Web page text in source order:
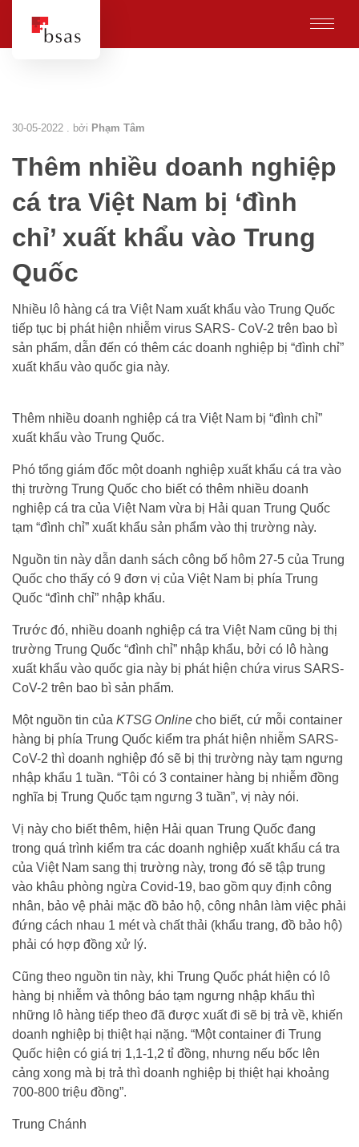
30-05-2022 . bởi Phạm Tâm
Thêm nhiều doanh nghiệp
cá tra Việt Nam bị ‘đình
chỉ’ xuất khẩu vào Trung
Quốc
Nhiều lô hàng cá tra Việt Nam xuất khẩu vào Trung Quốc
tiếp tục bị phát hiện nhiễm virus SARS- CoV-2 trên bao bì
sản phẩm, dẫn đến có thêm các doanh nghiệp bị “đình chỉ”
xuất khẩu vào quốc gia này.
Thêm nhiều doanh nghiệp cá tra Việt Nam bị “đình chỉ”
xuất khẩu vào Trung Quốc.
Phó tổng giám đốc một doanh nghiệp xuất khẩu cá tra vào
thị trường Trung Quốc cho biết có thêm nhiều doanh
nghiệp cá tra của Việt Nam vừa bị Hải quan Trung Quốc
tạm “đình chỉ” xuất khẩu sản phẩm vào thị trường này.
Nguồn tin này dẫn danh sách công bố hôm 27-5 của Trung
Quốc cho thấy có 9 đơn vị của Việt Nam bị phía Trung
Quốc “đình chỉ” nhập khẩu.
Trước đó, nhiều doanh nghiệp cá tra Việt Nam cũng bị thị
trường Trung Quốc “đình chỉ” nhập khẩu, bởi có lô hàng
xuất khẩu vào quốc gia này bị phát hiện chứa virus SARS-
CoV-2 trên bao bì sản phẩm.
Một nguồn tin của KTSG Online cho biết, cứ mỗi container
hàng bị phía Trung Quốc kiểm tra phát hiện nhiễm SARS-
CoV-2 thì doanh nghiệp đó sẽ bị thị trường này tạm ngưng
nhập khẩu 1 tuần. “Tôi có 3 container hàng bị nhiễm đồng
nghĩa bị Trung Quốc tạm ngưng 3 tuần”, vị này nói.
Vị này cho biết thêm, hiện Hải quan Trung Quốc đang
trong quá trình kiểm tra các doanh nghiệp xuất khẩu cá tra
của Việt Nam sang thị trường này, trong đó sẽ tập trung
vào khâu phòng ngừa Covid-19, bao gồm quy định công
nhân, bảo vệ phải mặc đồ bảo hộ, công nhân làm việc phải
đứng cách nhau 1 mét và chất thải (khẩu trang, đồ bảo hộ)
phải có hợp đồng xử lý.
Cũng theo nguồn tin này, khi Trung Quốc phát hiện có lô
hàng bị nhiễm và thông báo tạm ngưng nhập khẩu thì
những lô hàng tiếp theo đã được xuất đi sẽ bị trả về, khiến
doanh nghiệp bị thiệt hại nặng. “Một container đi Trung
Quốc hiện có giá trị 1,1-1,2 tỉ đồng, nhưng nếu bốc lên
cảng xong mà bị trả thì doanh nghiệp bị thiệt hại khoảng
700-800 triệu đồng”.
Trung Chánh